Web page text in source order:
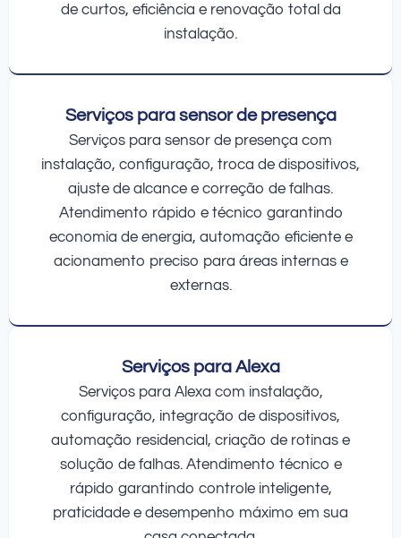
de curtos, eficiência e renovação total da
instalação.
Serviços para sensor de presença
Serviços para sensor de presença com
instalação, configuração, troca de dispositivos,
ajuste de alcance e correção de falhas.
Atendimento rápido e técnico garantindo
economia de energia, automação eficiente e
acionamento preciso para áreas internas e
externas.
Serviços para Alexa
Serviços para Alexa com instalação,
configuração, integração de dispositivos,
automação residencial, criação de rotinas e
solução de falhas. Atendimento técnico e
rápido garantindo controle inteligente,
praticidade e desempenho máximo em sua